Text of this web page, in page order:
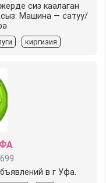
сиз каалаган
Машина — сатуу/
киргизия
в г Уфа.